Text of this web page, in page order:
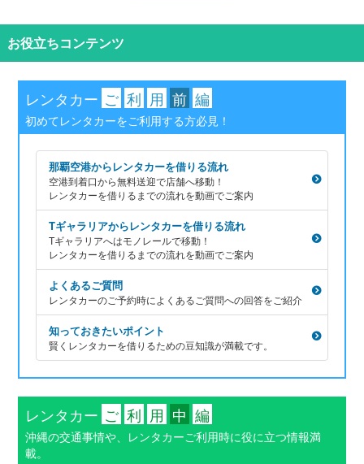
お役立ちコンテンツ
レンタカー ご 利 用 前 編
初めてレンタカーをご利用する方必見！
那覇空港からレンタカーを借りる流れ
空港到着口から無料送迎で店舗へ移動！
レンタカーを借りるまでの流れを動画でご案内
Tギャラリアからレンタカーを借りる流れ
Tギャラリアへはモノレールで移動！
レンタカーを借りるまでの流れを動画でご案内
よくあるご質問
レンタカーのご予約時によくあるご質問への回答をご紹介
知っておきたいポイント
賢くレンタカーを借りるための豆知識が満載です。
レンタカー ご 利 用 中 編
沖縄の交通事情や、レンタカーご利用時に役に立つ情報満
載。